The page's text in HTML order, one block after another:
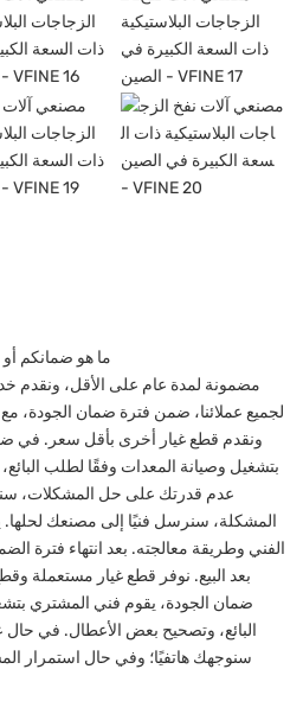
ما هو ضمانكم أو
لجميع عملائنا، ضمن فترة ضمان الجودة،
ونقدم قطع غيار أخرى بأقل سعر. في
بتشغيل وصيانة المعدات وفقًا لطلب
عدم قدرتك على حل المشكلات،
المشكلة، سنرسل فنيًا إلى مصنعك لحلها.
الفني وطريقة معالجته. بعد انتهاء فترة
بعد البيع. نوفر قطع غيار مستعملة
ضمان الجودة، يقوم فني المشتري
البائع، وتصحيح بعض الأعطال. في
سنوجهك هاتفيًا؛ وفي حال استمرار